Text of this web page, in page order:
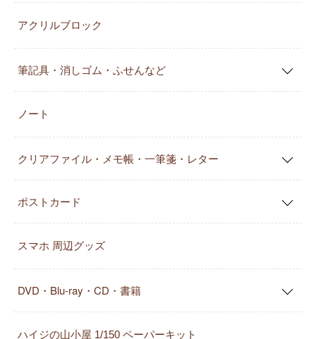
アクリルブロック
筆記具・消しゴム・ふせんなど
ノート
クリアファイル・メモ帳・一筆箋・レター
ポストカード
スマホ 周辺グッズ
DVD・Blu-ray・CD・書籍
ハイジの山小屋 1/150 ペーパーキット